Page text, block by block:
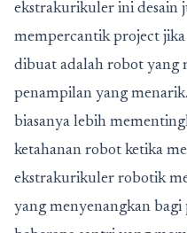
ekstrakurikuler ini desain
mempercantik project
dibuat adalah robot yang
penampilan yang
biasanya lebih
ketahanan robot ketika
ekstrakurikuler robotik
yang menyenangkan bagi